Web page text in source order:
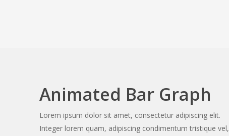
Animated Bar Graph
Lorem ipsum dolor sit amet, consectetur adipiscing elit.
Integer lorem quam, adipiscing condimentum tristique vel,